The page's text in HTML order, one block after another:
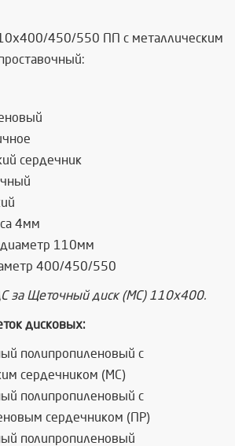
450/550 ПП с металлическим
сердечник
4мм
110мм
400/450/550
за Щеточный диск (МС) 110x400.
дисковых:
полипропиленовый с
сердечником (МС)
полипропиленовый с
сердечником (ПР)
полипропиленовый